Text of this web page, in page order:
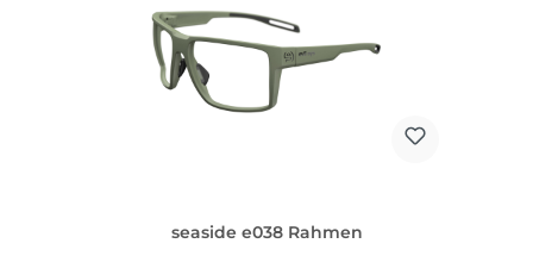
seaside e038 Rahmen